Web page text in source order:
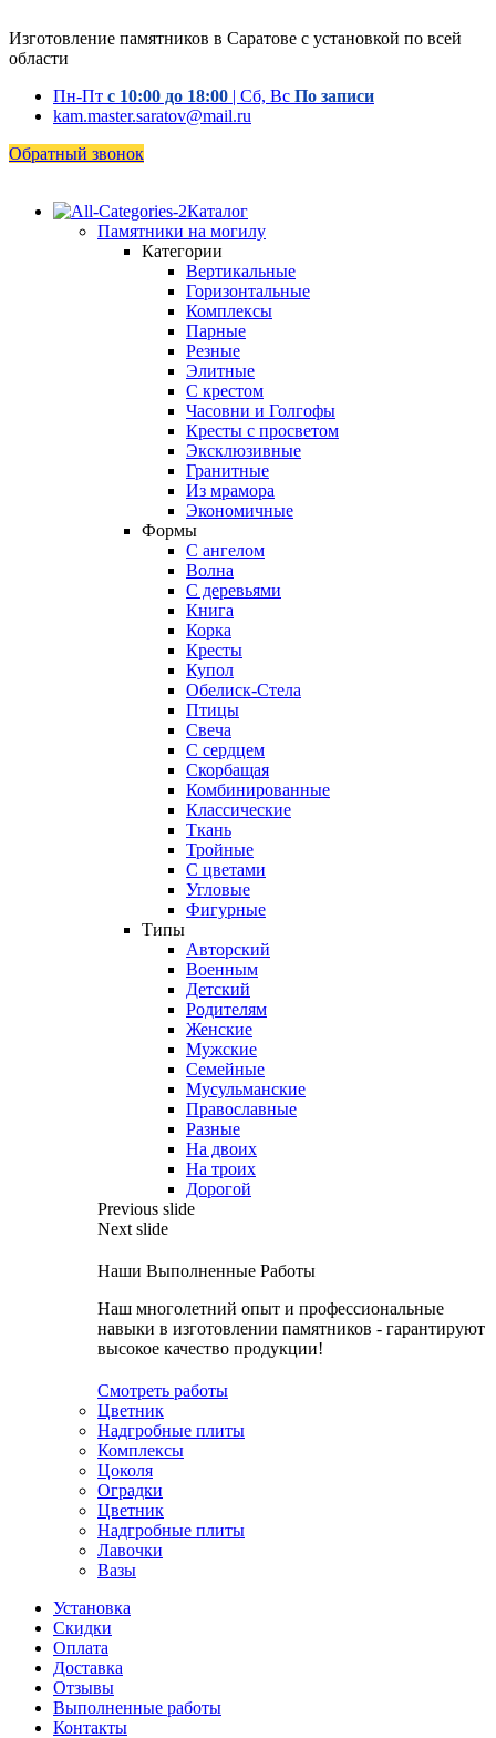
Изготовление памятников в Саратове с установкой по всей
области
Пн-Пт с 10:00 до 18:00 | Сб, Вс По записи
kam.master.saratov@mail.ru
Обратный звонок
Каталог
Памятники на могилу
Категории
Вертикальные
Горизонтальные
Комплексы
Парные
Резные
Элитные
С крестом
Часовни и Голгофы
Кресты с просветом
Эксклюзивные
Гранитные
Из мрамора
Экономичные
Формы
С ангелом
Волна
С деревьями
Книга
Корка
Кресты
Купол
Обелиск-Стела
Птицы
Свеча
С сердцем
Скорбащая
Комбинированные
Классические
Ткань
Тройные
С цветами
Угловые
Фигурные
Типы
Авторский
Военным
Детский
Родителям
Женские
Мужские
Семейные
Мусульманские
Православные
Разные
На двоих
На троих
Дорогой
Previous slide
Next slide
Наши Выполненные Работы
Наш многолетний опыт и профессиональные
навыки в изготовлении памятников - гарантируют
высокое качество продукции!
Смотреть работы
Цветник
Надгробные плиты
Комплексы
Цоколя
Оградки
Цветник
Надгробные плиты
Лавочки
Вазы
Установка
Скидки
Оплата
Доставка
Отзывы
Выполненные работы
Контакты